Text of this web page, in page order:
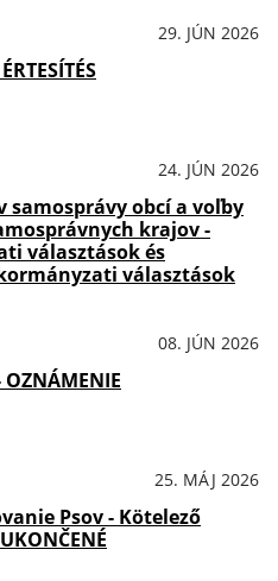
29. JÚN 2026
24. JÚN 2026
samosprávy obcí a voľby
krajov -
választások és
választások
08. JÚN 2026
OZNÁMENIE
25. MÁJ 2026
Psov - Kötelező